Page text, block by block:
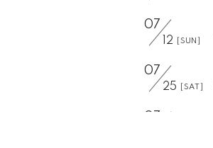
07
12 [SUN]
07
25 [SAT]